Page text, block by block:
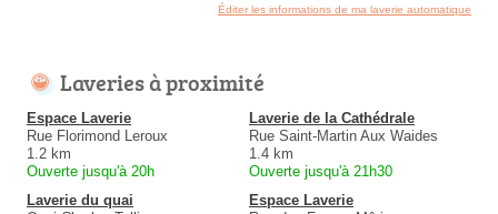
Éditer les informations de ma laverie automatique
Laveries à proximité
Espace Laverie
Rue Florimond Leroux
1.2 km
Ouverte jusqu'à 20h
Laverie de la Cathédrale
Rue Saint-Martin Aux Waides
1.4 km
Ouverte jusqu'à 21h30
Laverie du quai
Espace Laverie